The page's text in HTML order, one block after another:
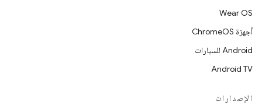
Wear OS
أجهزة ChromeOS
Android للسيارات
Android TV
الإصدارات